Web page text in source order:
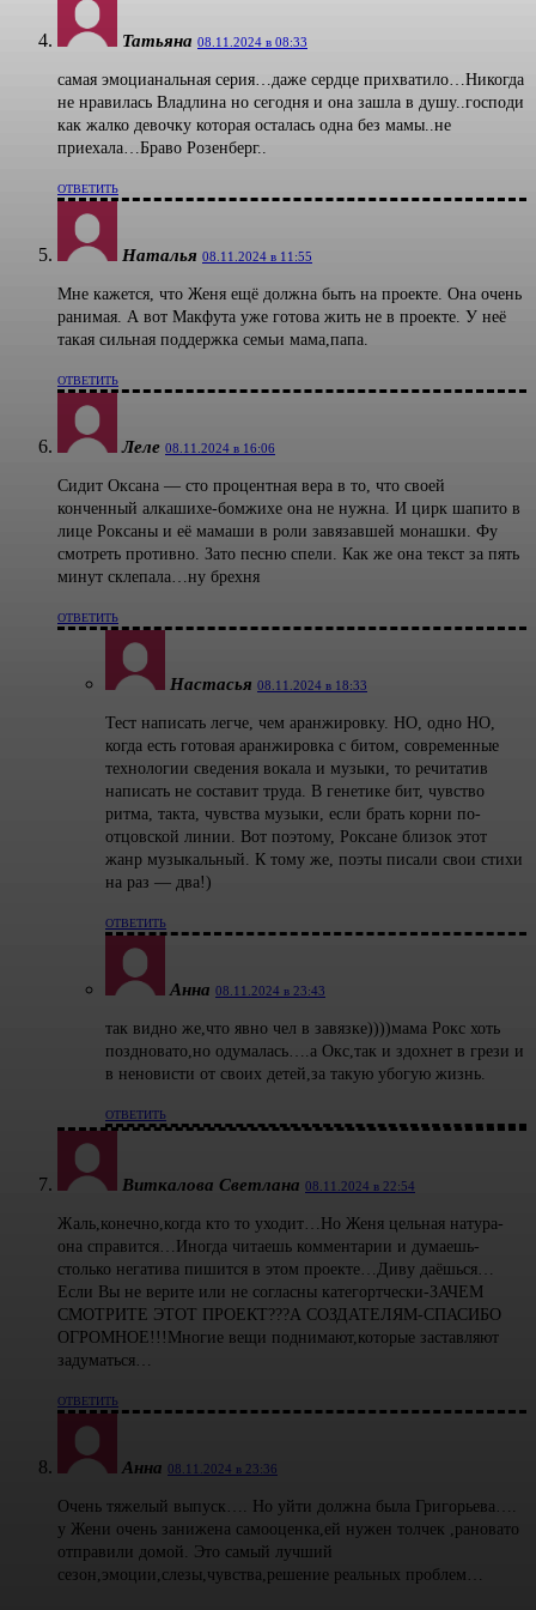
Татьяна 08.11.2024 в 08:33
самая эмоцианальная серия…даже сердце прихватило…Никогда
не нравилась Владлина но сегодня и она зашла в душу..господи
как жалко девочку которая осталась одна без мамы..не
приехала…Браво Розенберг..
ОТВЕТИТЬ
Наталья 08.11.2024 в 11:55
Мне кажется, что Женя ещё должна быть на проекте. Она очень
ранимая. А вот Макфута уже готова жить не в проекте. У неё
такая сильная поддержка семьи мама,папа.
ОТВЕТИТЬ
Леле 08.11.2024 в 16:06
Сидит Оксана — сто процентная вера в то, что своей
конченный алкашихе-бомжихе она не нужна. И цирк шапито в
лице Роксаны и её мамаши в роли завязавшей монашки. Фу
смотреть противно. Зато песню спели. Как же она текст за пять
минут склепала…ну брехня
ОТВЕТИТЬ
Настасья 08.11.2024 в 18:33
Тест написать легче, чем аранжировку. НО, одно НО,
когда есть готовая аранжировка с битом, современные
технологии сведения вокала и музыки, то речитатив
написать не составит труда. В генетике бит, чувство
ритма, такта, чувства музыки, если брать корни по-
отцовской линии. Вот поэтому, Роксане близок этот
жанр музыкальный. К тому же, поэты писали свои стихи
на раз — два!)
ОТВЕТИТЬ
Анна 08.11.2024 в 23:43
так видно же,что явно чел в завязке))))мама Рокс хоть
поздновато,но одумалась….а Окс,так и здохнет в грези и
в неновисти от своих детей,за такую убогую жизнь.
ОТВЕТИТЬ
Виткалова Светлана 08.11.2024 в 22:54
Жаль,конечно,когда кто то уходит…Но Женя цельная натура-
она справится…Иногда читаешь комментарии и думаешь-
столько негатива пишится в этом проекте…Диву даёшься…
Если Вы не верите или не согласны категортчески-ЗАЧЕМ
СМОТРИТЕ ЭТОТ ПРОЕКТ???А СОЗДАТЕЛЯМ-СПАСИБО
ОГРОМНОЕ!!!Многие вещи поднимают,которые заставляют
задуматься…
ОТВЕТИТЬ
Анна 08.11.2024 в 23:36
Очень тяжелый выпуск…. Но уйти должна была Григорьева….
у Жени очень занижена самооценка,ей нужен толчек ,рановато
отправили домой. Это самый лучший
сезон,эмоции,слезы,чувства,решение реальных проблем…